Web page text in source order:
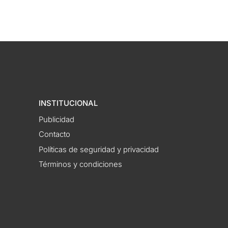
INSTITUCIONAL
Publicidad
Contacto
Políticas de seguridad y privacidad
Términos y condiciones